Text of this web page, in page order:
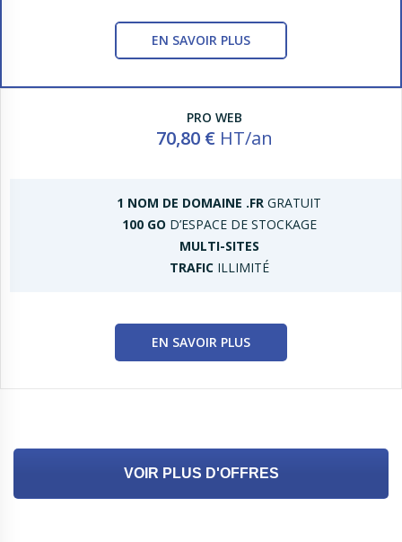
EN SAVOIR PLUS
PRO WEB
70,80 € HT/an
1 NOM DE DOMAINE .FR GRATUIT
100 GO D’ESPACE DE STOCKAGE
MULTI-SITES
TRAFICILLIMITÉ
EN SAVOIR PLUS
VOIR PLUS D'OFFRES